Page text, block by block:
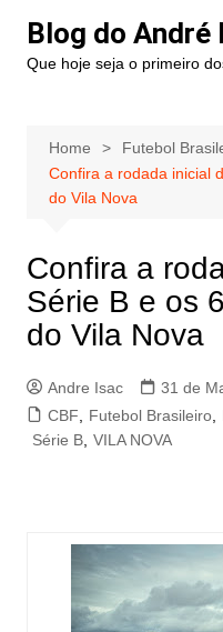
Blog do André
Que hoje seja o primeiro
Home
Futebol
Confira a rodada inicial
do Vila Nova
Confira a
Série B e os
do Vila Nova
Andre Isac 31 de
CBF
Futebol Brasileiro,
Série B, VILA NOVA